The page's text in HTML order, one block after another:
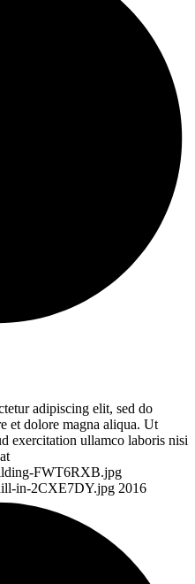
adipiscing elit, sed do
et dolore magna aliqua. Ut
exercitation ullamco laboris nisi
2016